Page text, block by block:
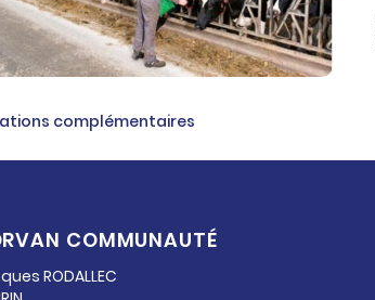
complémentaires
COMMUNAUTÉ
RODALLEC